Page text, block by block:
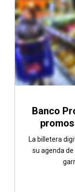
Banco
La billetera
su agenda